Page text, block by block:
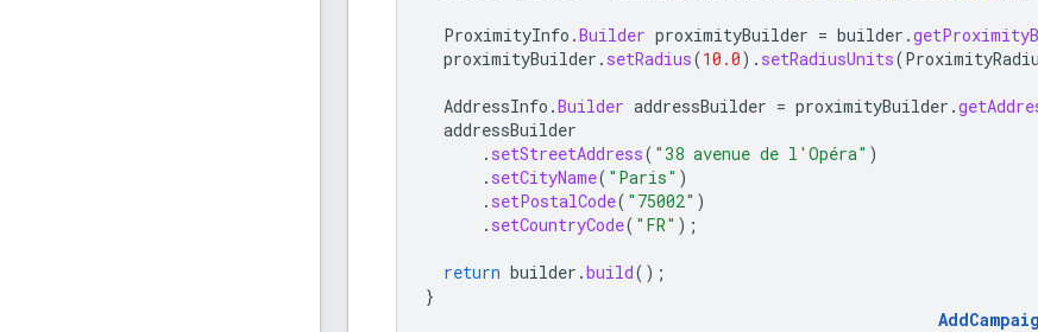
ProximityInfo .Builder proximityBuilder = builder .
proximityBuilder . setRadius(10.0). setRadiusUnits(
AddressInfo .Builder addressBuilder = proximityBuilder .
addressBuilder
. setStreetAddress( "38 avenue de l'Opéra" )
. setCityName( "Paris" )
. setPostalCode( "75002" )
. setCountryCode( "FR" );
return builder .build();
}